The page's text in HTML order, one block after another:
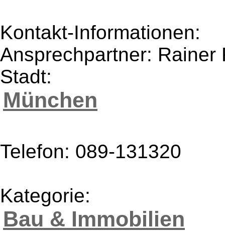
Kontakt-Informationen:
Ansprechpartner: Rainer
Stadt:
München
Telefon: 089-131320
Kategorie:
Bau & Immobilien